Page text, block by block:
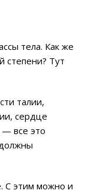
тела. Как же
степени? Тут
талии,
сердце
все это
С этим можно и